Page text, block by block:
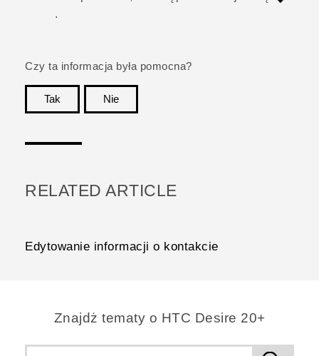
.
Czy ta informacja była pomocna?
Tak
Nie
RELATED ARTICLE
Edytowanie informacji o kontakcie
Znajdż tematy o HTC Desire 20+